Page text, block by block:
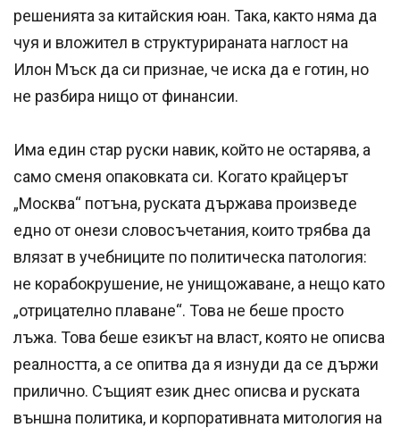
решенията за китайския юан. Така, както няма да
чуя и вложител в структурираната наглост на
Илон Мъск да си признае, че иска да е готин, но
не разбира нищо от финансии.
Има един стар руски навик, който не остарява, а
само сменя опаковката си. Когато крайцерът
„Москва“ потъна, руската държава произведе
едно от онези словосъчетания, които трябва да
влязат в учебниците по политическа патология:
не корабокрушение, не унищожаване, а нещо като
„отрицателно плаване“. Това не беше просто
лъжа. Това беше езикът на власт, която не описва
реалността, а се опитва да я изнуди да се държи
прилично. Същият език днес описва и руската
външна политика, и корпоративната митология на